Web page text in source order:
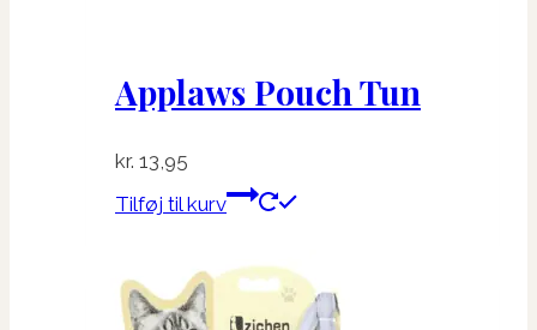
Applaws Pouch Tun
kr. 13,95
Tilføj til kurv